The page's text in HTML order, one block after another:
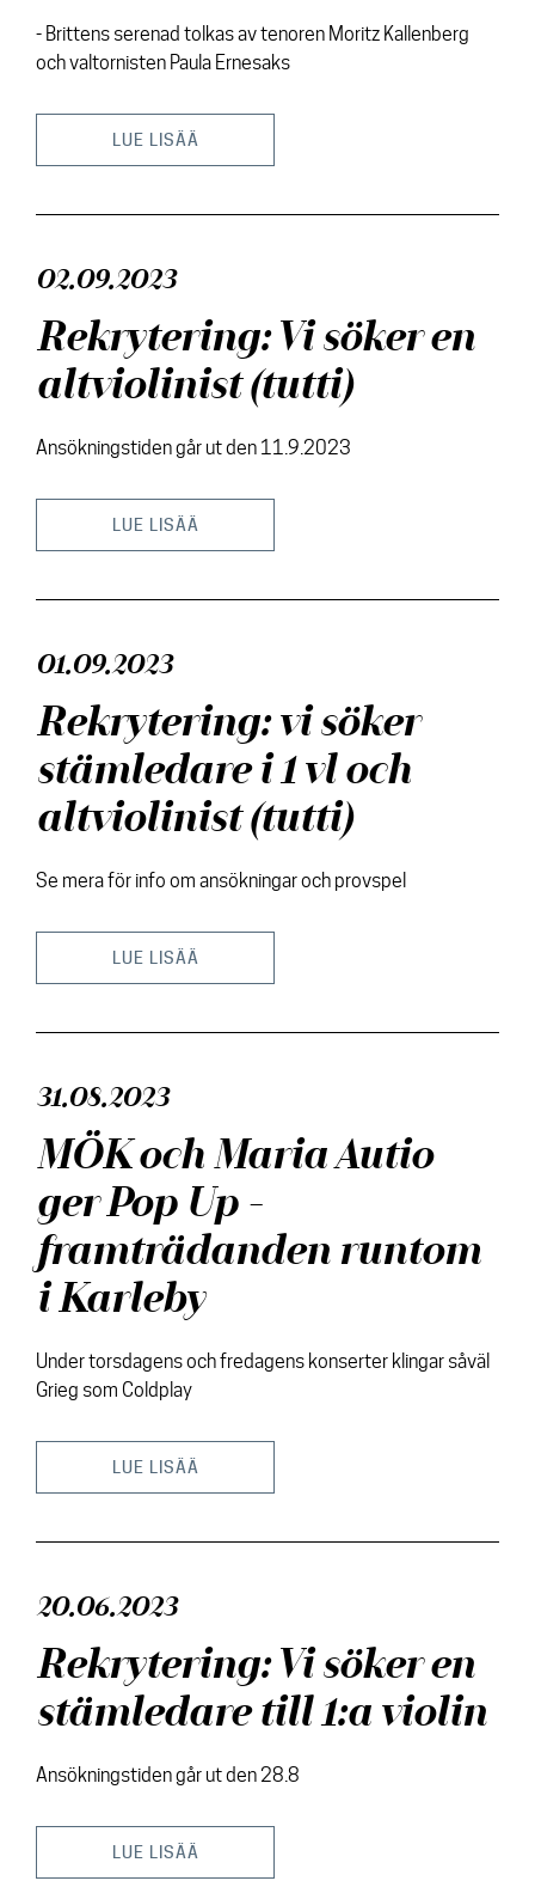
- Brittens serenad tolkas av tenoren Moritz Kallenberg
och valtornisten Paula Ernesaks
LUE LISÄÄ
02.09.2023
Rekrytering: Vi söker en
altviolinist (tutti)
Ansökningstiden går ut den 11.9.2023
LUE LISÄÄ
01.09.2023
Rekrytering: vi söker
stämledare i 1 vl och
altviolinist (tutti)
Se mera för info om ansökningar och provspel
LUE LISÄÄ
31.08.2023
MÖK och Maria Autio
ger Pop Up -
framträdanden runtom
i Karleby
Under torsdagens och fredagens konserter klingar såväl
Grieg som Coldplay
LUE LISÄÄ
20.06.2023
Rekrytering: Vi söker en
stämledare till 1:a violin
Ansökningstiden går ut den 28.8
LUE LISÄÄ